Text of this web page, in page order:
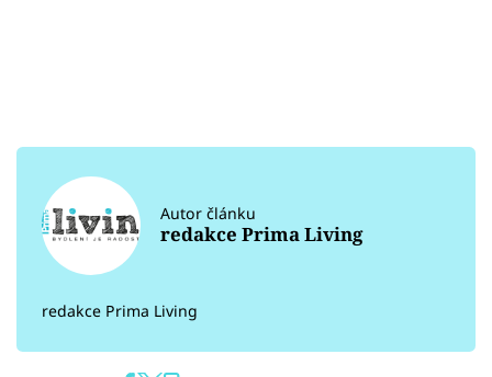
Autor článku
redakce Prima Living
redakce Prima Living